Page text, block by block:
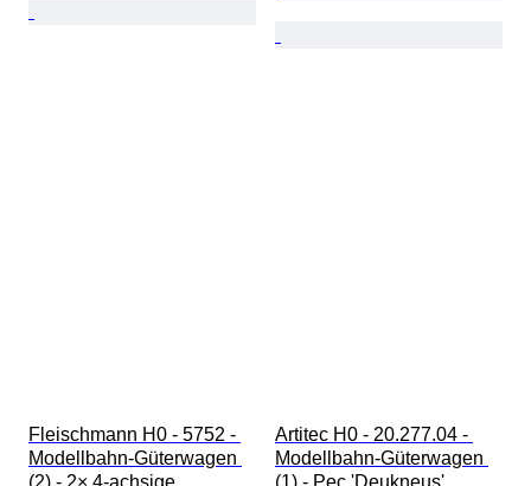
Fleischmann H0 - 5752 -
Modellbahn-Güterwagen
Artitec H0 - 20.277.04 -
Modellbahn-Güterwagen